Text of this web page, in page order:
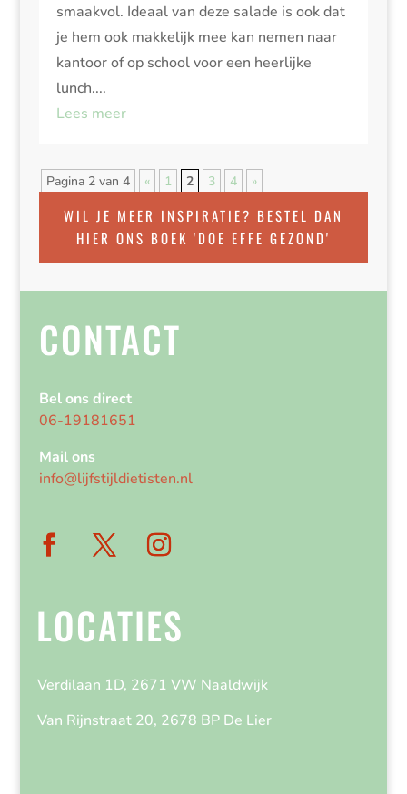
smaakvol. Ideaal van deze salade is ook dat
je hem ook makkelijk mee kan nemen naar
kantoor of op school voor een heerlijke
lunch....
Lees meer
Pagina 2 van 4 « 1 2 3 4 »
WIL JE MEER INSPIRATIE? BESTEL DAN
HIER ONS BOEK 'DOE EFFE GEZOND'
CONTACT
Bel ons direct
06-19181651
Mail ons
info@lijfstijldietisten.nl
LOCATIES
Verdilaan 1D, 2671 VW Naaldwijk
Van Rijnstraat 20, 2678 BP De Lier